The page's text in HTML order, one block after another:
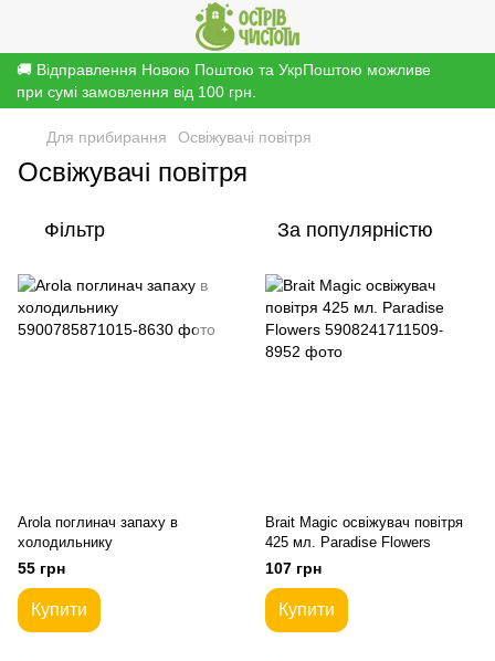
🚚 Відправлення Новою Поштою та УкрПоштою можливе
при сумі замовлення від 100 грн.
Для прибирання Освіжувачі повітря
Освіжувачі повітря
Фільтр За популярністю
Arola поглинач запаху в
холодильнику
55 грн
Купити
Brait Magic освіжувач повітря
425 мл. Paradise Flowers
107 грн
Купити